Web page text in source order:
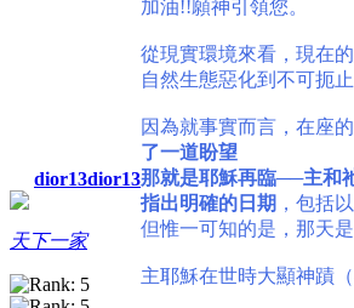
dior13dior13
天下一家
加油!!願神引領您。
從現實環境來看，現在
自然生態惡化到不可扼
因為就事實而言，在座
了一道盼望
那就是耶穌再臨──主和
指出明確的日期 ，包括
但惟一可知的是，那天
主耶穌在世時大顯神蹟